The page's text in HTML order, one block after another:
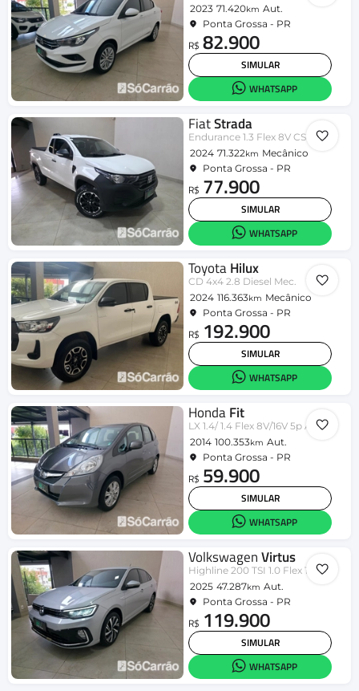
2023 71.420km Aut.
Ponta Grossa - PR
R$ 82.900
SIMULAR
WHATSAPP
FiatStrada
Endurance 1.3 Flex 8V CS Plus
2024 71.322km Mecânico
Ponta Grossa - PR
R$ 77.900
SIMULAR
WHATSAPP
ToyotaHilux
CD 4x4 2.8 Diesel Mec.
2024 116.363km Mecânico
Ponta Grossa - PR
R$ 192.900
SIMULAR
WHATSAPP
HondaFit
LX 1.4/ 1.4 Flex 8V/16V 5p Aut.
2014 100.353km Aut.
Ponta Grossa - PR
R$ 59.900
SIMULAR
WHATSAPP
VolkswagenVirtus
Highline 200 TSI 1.0 Flex 12V Aut
2025 47.287km Aut.
Ponta Grossa - PR
R$ 119.900
SIMULAR
WHATSAPP